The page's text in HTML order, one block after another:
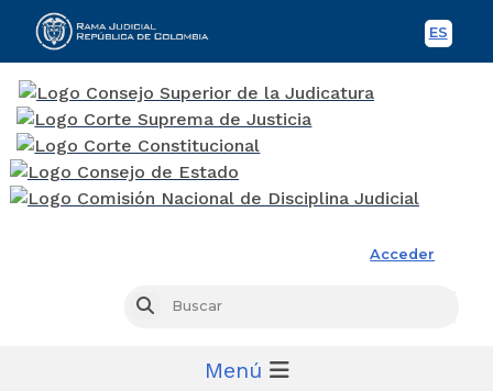
ES
Acceder
Buscar
Menú